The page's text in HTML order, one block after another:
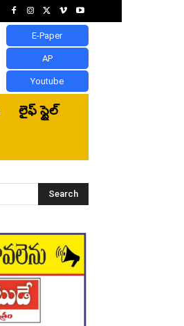
E-Paper
AP
Youtube
లైఫ్ స్టైల్
Search